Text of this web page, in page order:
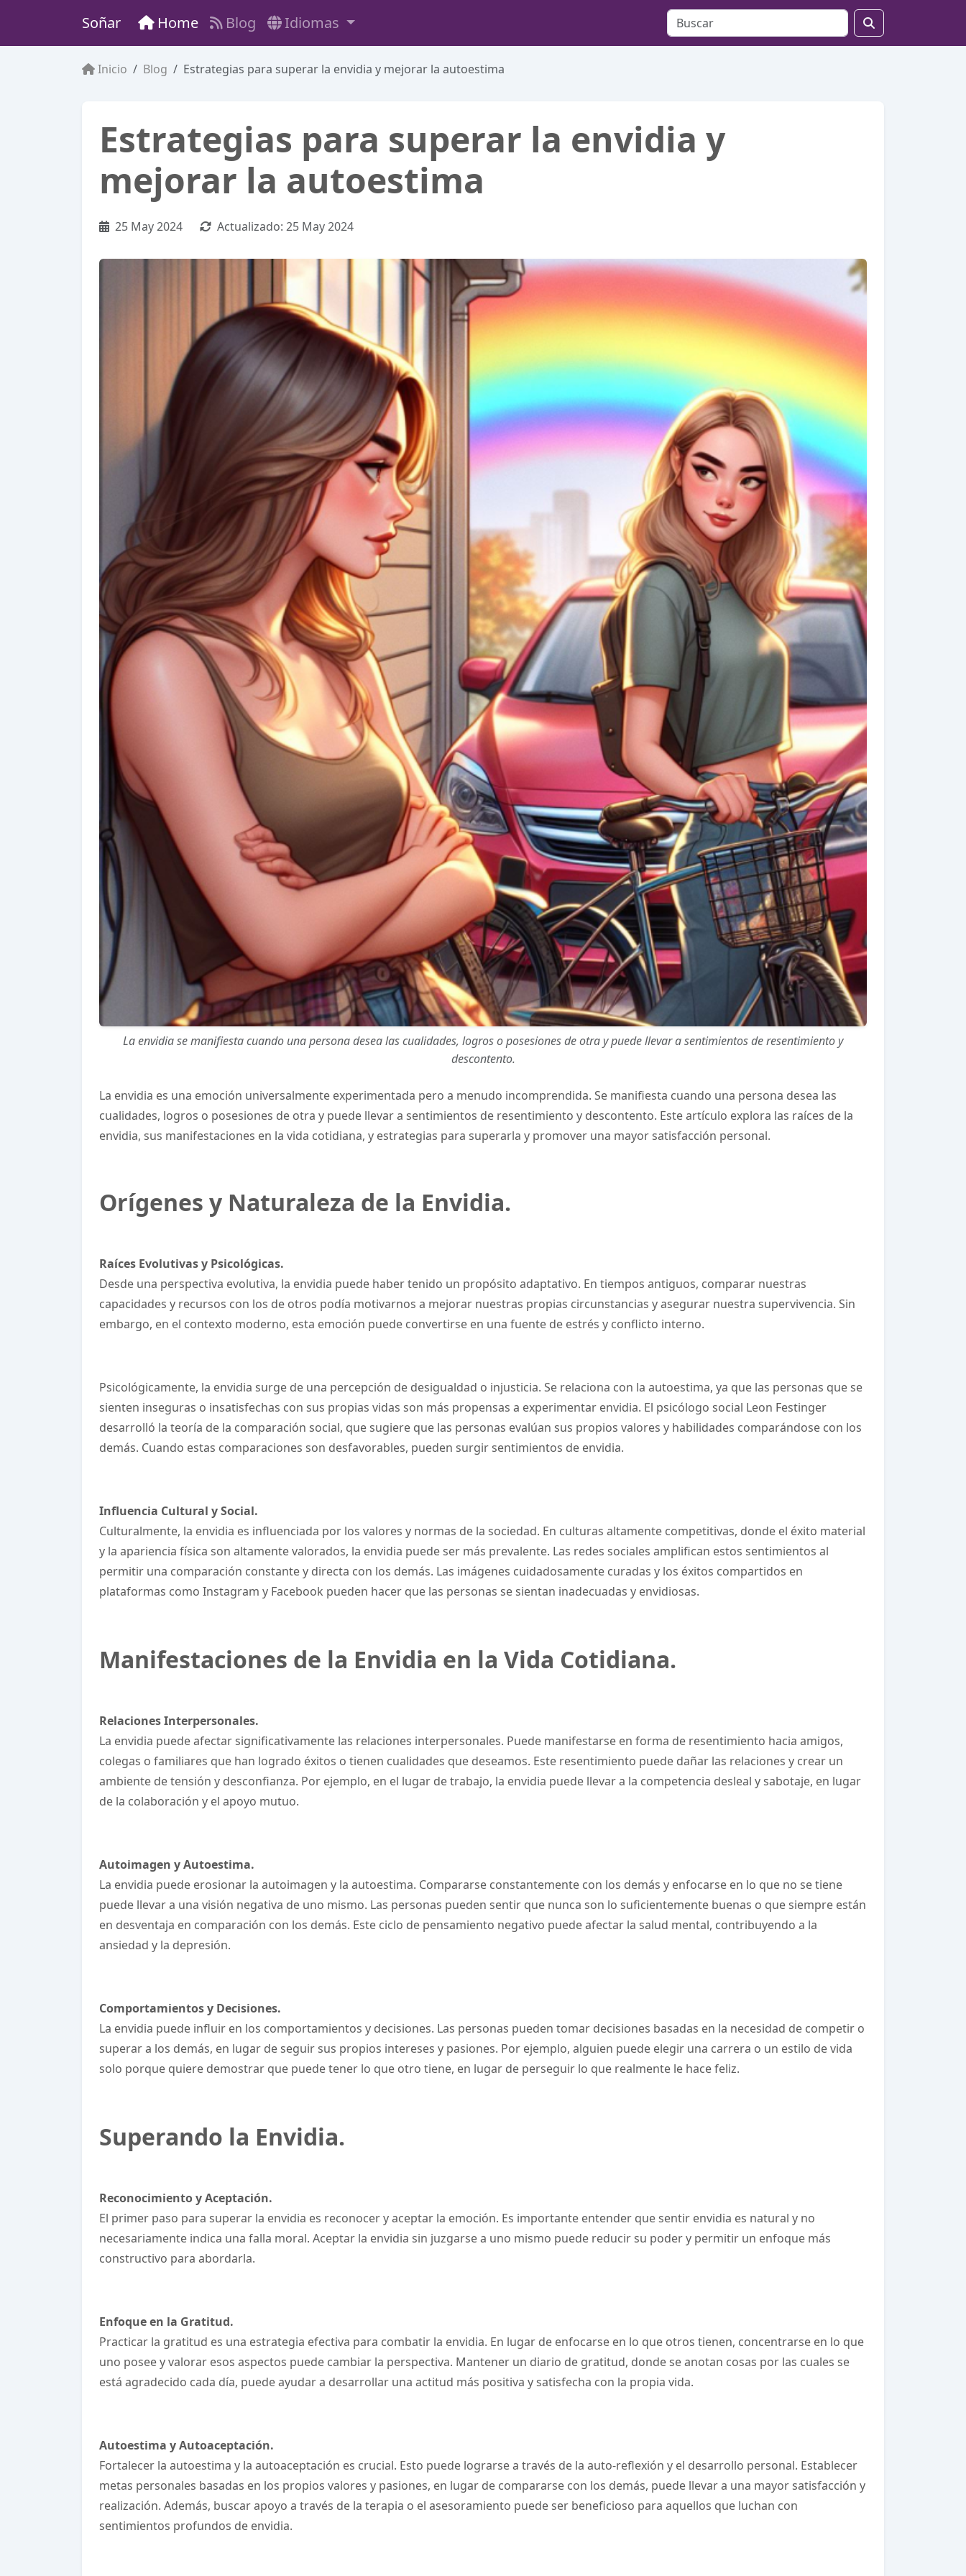
Soñar Home Blog Idiomas
Inicio Blog Estrategias para superar la envidia y mejorar la autoestima
Estrategias para superar la envidia y
mejorar la autoestima
25 May 2024 Actualizado: 25 May 2024
La envidia se manifiesta cuando una persona desea las cualidades, logros o posesiones de otra y puede llevar a sentimientos de resentimiento y
descontento.
La envidia es una emoción universalmente experimentada pero a menudo incomprendida. Se manifiesta cuando una persona desea las
cualidades, logros o posesiones de otra y puede llevar a sentimientos de resentimiento y descontento. Este artículo explora las raíces de la
envidia, sus manifestaciones en la vida cotidiana, y estrategias para superarla y promover una mayor satisfacción personal.
Orígenes y Naturaleza de la Envidia.
Raíces Evolutivas y Psicológicas.
Desde una perspectiva evolutiva, la envidia puede haber tenido un propósito adaptativo. En tiempos antiguos, comparar nuestras
capacidades y recursos con los de otros podía motivarnos a mejorar nuestras propias circunstancias y asegurar nuestra supervivencia. Sin
embargo, en el contexto moderno, esta emoción puede convertirse en una fuente de estrés y conflicto interno.
Psicológicamente, la envidia surge de una percepción de desigualdad o injusticia. Se relaciona con la autoestima, ya que las personas que se
sienten inseguras o insatisfechas con sus propias vidas son más propensas a experimentar envidia. El psicólogo social Leon Festinger
desarrolló la teoría de la comparación social, que sugiere que las personas evalúan sus propios valores y habilidades comparándose con los
demás. Cuando estas comparaciones son desfavorables, pueden surgir sentimientos de envidia.
Influencia Cultural y Social.
Culturalmente, la envidia es influenciada por los valores y normas de la sociedad. En culturas altamente competitivas, donde el éxito material
y la apariencia física son altamente valorados, la envidia puede ser más prevalente. Las redes sociales amplifican estos sentimientos al
permitir una comparación constante y directa con los demás. Las imágenes cuidadosamente curadas y los éxitos compartidos en
plataformas como Instagram y Facebook pueden hacer que las personas se sientan inadecuadas y envidiosas.
Manifestaciones de la Envidia en la Vida Cotidiana.
Relaciones Interpersonales.
La envidia puede afectar significativamente las relaciones interpersonales. Puede manifestarse en forma de resentimiento hacia amigos,
colegas o familiares que han logrado éxitos o tienen cualidades que deseamos. Este resentimiento puede dañar las relaciones y crear un
ambiente de tensión y desconfianza. Por ejemplo, en el lugar de trabajo, la envidia puede llevar a la competencia desleal y sabotaje, en lugar
de la colaboración y el apoyo mutuo.
Autoimagen y Autoestima.
La envidia puede erosionar la autoimagen y la autoestima. Compararse constantemente con los demás y enfocarse en lo que no se tiene
puede llevar a una visión negativa de uno mismo. Las personas pueden sentir que nunca son lo suficientemente buenas o que siempre están
en desventaja en comparación con los demás. Este ciclo de pensamiento negativo puede afectar la salud mental, contribuyendo a la
ansiedad y la depresión.
Comportamientos y Decisiones.
La envidia puede influir en los comportamientos y decisiones. Las personas pueden tomar decisiones basadas en la necesidad de competir o
superar a los demás, en lugar de seguir sus propios intereses y pasiones. Por ejemplo, alguien puede elegir una carrera o un estilo de vida
solo porque quiere demostrar que puede tener lo que otro tiene, en lugar de perseguir lo que realmente le hace feliz.
Superando la Envidia.
Reconocimiento y Aceptación.
El primer paso para superar la envidia es reconocer y aceptar la emoción. Es importante entender que sentir envidia es natural y no
necesariamente indica una falla moral. Aceptar la envidia sin juzgarse a uno mismo puede reducir su poder y permitir un enfoque más
constructivo para abordarla.
Enfoque en la Gratitud.
Practicar la gratitud es una estrategia efectiva para combatir la envidia. En lugar de enfocarse en lo que otros tienen, concentrarse en lo que
uno posee y valorar esos aspectos puede cambiar la perspectiva. Mantener un diario de gratitud, donde se anotan cosas por las cuales se
está agradecido cada día, puede ayudar a desarrollar una actitud más positiva y satisfecha con la propia vida.
Autoestima y Autoaceptación.
Fortalecer la autoestima y la autoaceptación es crucial. Esto puede lograrse a través de la auto-reflexión y el desarrollo personal. Establecer
metas personales basadas en los propios valores y pasiones, en lugar de compararse con los demás, puede llevar a una mayor satisfacción y
realización. Además, buscar apoyo a través de la terapia o el asesoramiento puede ser beneficioso para aquellos que luchan con
sentimientos profundos de envidia.